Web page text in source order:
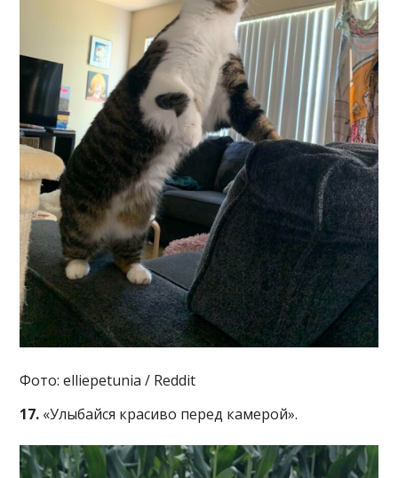
Фото: elliepetunia / Reddit
17. «Улыбайся красиво перед камерой».